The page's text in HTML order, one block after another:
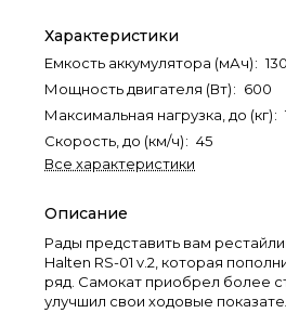
Характеристики
Емкость аккумулятора (мАч):
Мощность двигателя (Вт): 600
Максимальная нагрузка, до (кг):
Скорость, до (км/ч): 45
Все характеристики
Описание
Рады представить вам
Halten RS-01 v.2, которая
ряд. Самокат приобрел более
улучшил свои ходовые